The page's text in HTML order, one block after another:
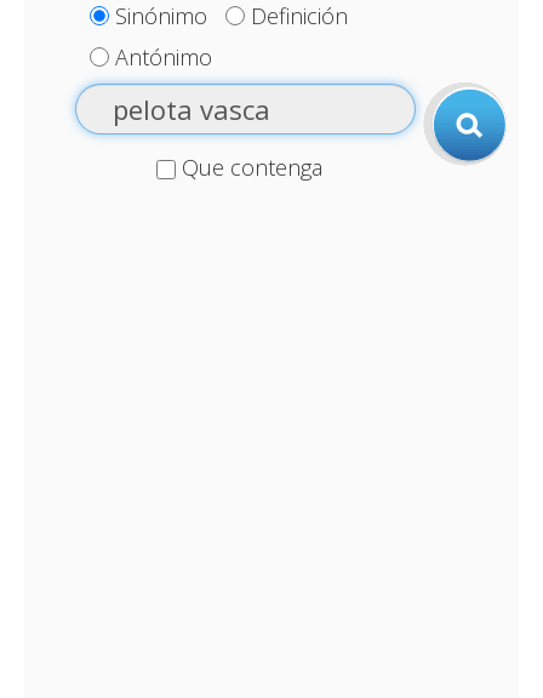
Sinónimo
Definición
Antónimo
Que contenga